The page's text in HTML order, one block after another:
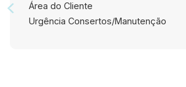
Área do Cliente
Urgência Consertos/Manutenção